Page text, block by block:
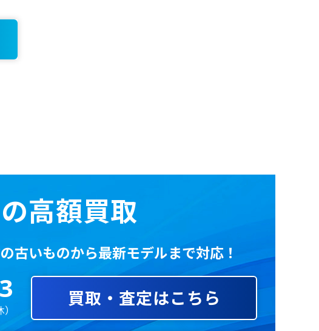
高額買取
古いものから最新モデルまで対応！
買取・査定はこちら